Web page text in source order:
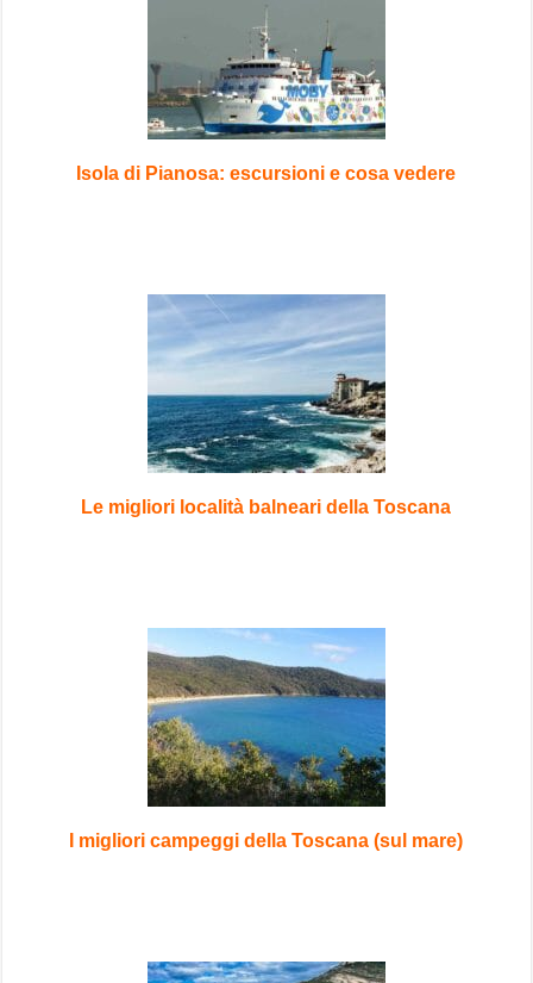
Isola di Pianosa: escursioni e cosa vedere
Le migliori località balneari della Toscana
I migliori campeggi della Toscana (sul mare)